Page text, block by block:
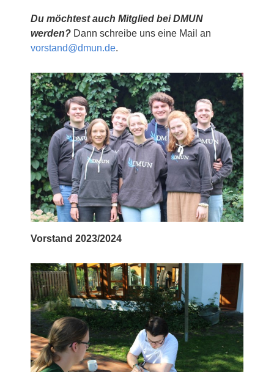
Du möchtest auch Mitglied bei DMUN
werden? Dann schreibe uns eine Mail an
vorstand@dmun.de.
Vorstand 2023/2024